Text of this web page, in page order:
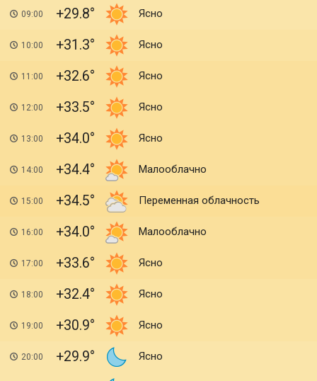
09:00 +29.8 Ясно
10:00 +31.3 Ясно
11:00 +32.6 Ясно
12:00 +33.5 Ясно
13:00 +34.0 Ясно
14:00 +34.4 Малооблачно
15:00 +34.5 Переменная облачность
16:00 +34.0 Малооблачно
17:00 +33.6 Ясно
18:00 +32.4 Ясно
19:00 +30.9 Ясно
20:00 +29.9 Ясно